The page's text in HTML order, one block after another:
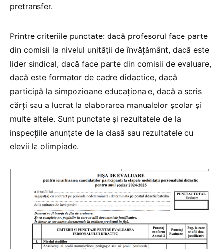
pretransfer.
Printre criteriile punctate: dacă profesorul face parte
din comisii la nivelul unității de învățământ, dacă este
lider sindical, dacă face parte din comisii de evaluare,
dacă este formator de cadre didactice, dacă
participă la simpozioane educaționale, dacă a scris
cărți sau a lucrat la elaborarea manualelor școlar și
multe altele. Sunt punctate și rezultatele de la
inspecțiile anunțate de la clasă sau rezultatele cu
elevii la olimpiade.